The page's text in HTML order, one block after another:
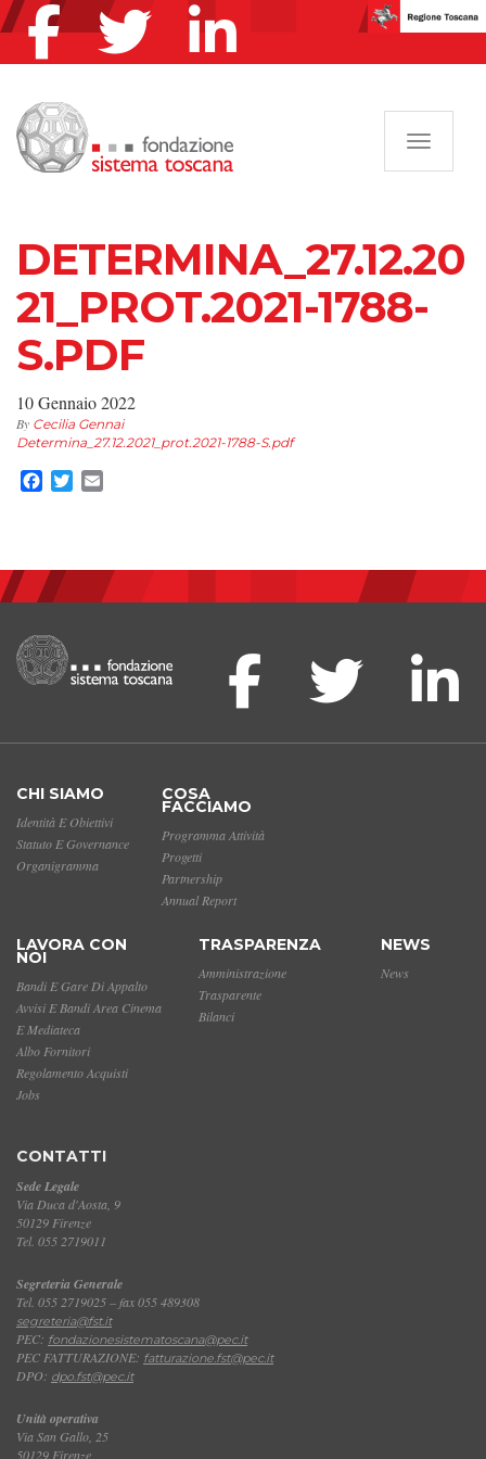
DETERMINA_27.12.20
21_PROT.2021-1788-
S.PDF
10 Gennaio 2022
By Cecilia Gennai
Determina_27.12.2021_prot.2021-1788-S.pdf
Facebook
Twitter
CHI SIAMO
Identità E Obiettivi
Statuto E Governance
Organigramma
COSA
FACCIAMO
Programma Attività
Progetti
Partnership
Annual Report
LAVORA CON
NOI
Bandi E Gare Di Appalto
Avvisi E Bandi Area Cinema
E Mediateca
Albo Fornitori
Regolamento Acquisti
Jobs
TRASPARENZA
Amministrazione
Trasparente
Bilanci
NEWS
News
CONTATTI
Sede Legale
Via Duca d'Aosta, 9
50129 Firenze
Tel. 055 2719011
Segreteria Generale
Tel. 055 2719025 – fax 055 489308
segreteria@fst.it
PEC: fondazionesistematoscana@pec.it
PEC FATTURAZIONE: fatturazione.fst@pec.it
DPO: dpo.fst@pec.it
Unità operativa
Via San Gallo, 25
50129 Firenze